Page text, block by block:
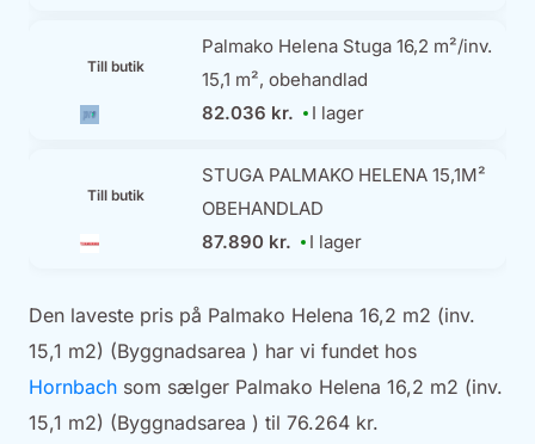
Palmako Helena Stuga 16,2 m²/inv.
15,1 m², obehandlad
I lager
82.036 kr.
Till butik
STUGA PALMAKO HELENA 15,1M²
OBEHANDLAD
I lager
87.890 kr.
Till butik
Den laveste pris på Palmako Helena 16,2 m2 (inv.
15,1 m2) (Byggnadsarea ) har vi fundet hos
Hornbach som sælger Palmako Helena 16,2 m2 (inv.
15,1 m2) (Byggnadsarea ) til 76.264 kr.